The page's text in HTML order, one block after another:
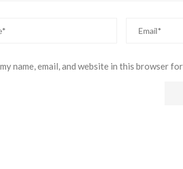
name, email, and website in this browser